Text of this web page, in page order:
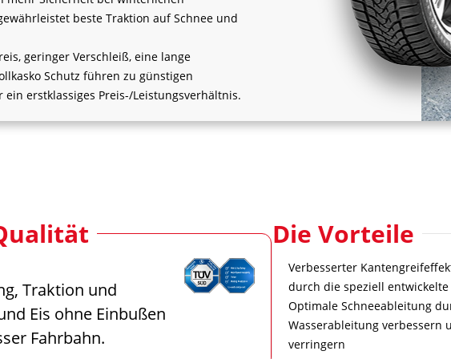
beste Traktion auf Schnee und
geringer Verschleiß, eine lange
Schutz führen zu günstigen
erstklassiges Preis-/Leistungsverhältnis.
Traktion und
Eis ohne Einbußen
Fahrbahn.
Die Vorteile
Verbesserter
durch die speziell entwickelte
Optimale Schneeableitung
Wasserableitung verbessern
verringern